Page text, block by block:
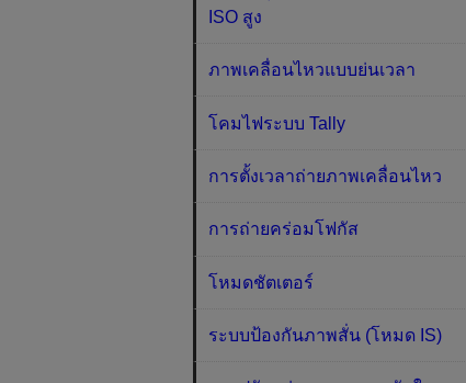
ISO สูง
ภาพเคลื่อนไหวแบบย่นเวลา
โคมไฟระบบ Tally
การตั้งเวลาถ่ายภาพเคลื่อนไหว
การถ่ายคร่อมโฟกัส
โหมดชัตเตอร์
ระบบป้องกันภาพสั่น (โหมด IS)